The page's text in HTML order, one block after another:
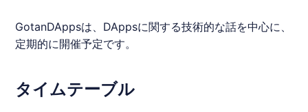
GotanDAppsは、DAppsに関する技術的な話を中心に、
定期的に開催予定です。
タイムテーブル